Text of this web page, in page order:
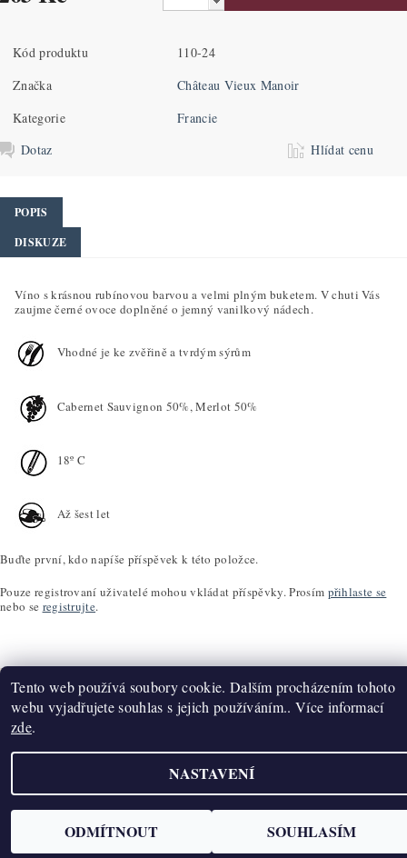
Kód produktu
110-24
Značka
Château Vieux Manoir
Kategorie
Francie
Dotaz
Hlídat cenu
POPIS
DISKUZE
Víno s krásnou rubínovou barvou a velmi plným buketem. V chuti Vás
zaujme černé ovoce doplněné o jemný vanilkový nádech.
Vhodné je ke zvěřině a tvrdým sýrům
Cabernet Sauvignon 50%, Merlot 50%
18º C
Až šest let
Buďte první, kdo napíše příspěvek k této položce.
Pouze registrovaní uživatelé mohou vkládat příspěvky. Prosím přihlaste se
nebo se registrujte.
Vytvořil Shoptet
Tento web používá soubory cookie. Dalším procházením tohoto
webu vyjadřujete souhlas s jejich používáním.. Více informací
zde.
NASTAVENÍ
ODMÍTNOUT SOUHLASÍM